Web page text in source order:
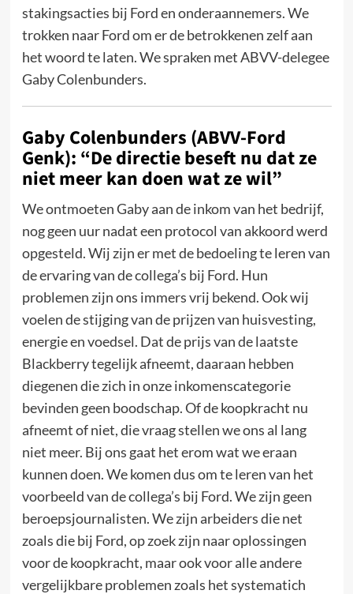
stakingsacties bij Ford en onderaannemers. We
trokken naar Ford om er de betrokkenen zelf aan
het woord te laten. We spraken met ABVV-delegee
Gaby Colenbunders.
Gaby Colenbunders (ABVV-Ford
Genk): “De directie beseft nu dat ze
niet meer kan doen wat ze wil”
We ontmoeten Gaby aan de inkom van het bedrijf,
nog geen uur nadat een protocol van akkoord werd
opgesteld. Wij zijn er met de bedoeling te leren van
de ervaring van de collega’s bij Ford. Hun
problemen zijn ons immers vrij bekend. Ook wij
voelen de stijging van de prijzen van huisvesting,
energie en voedsel. Dat de prijs van de laatste
Blackberry tegelijk afneemt, daaraan hebben
diegenen die zich in onze inkomenscategorie
bevinden geen boodschap. Of de koopkracht nu
afneemt of niet, die vraag stellen we ons al lang
niet meer. Bij ons gaat het erom wat we eraan
kunnen doen. We komen dus om te leren van het
voorbeeld van de collega’s bij Ford. We zijn geen
beroepsjournalisten. We zijn arbeiders die net
zoals die bij Ford, op zoek zijn naar oplossingen
voor de koopkracht, maar ook voor alle andere
vergelijkbare problemen zoals het systematich